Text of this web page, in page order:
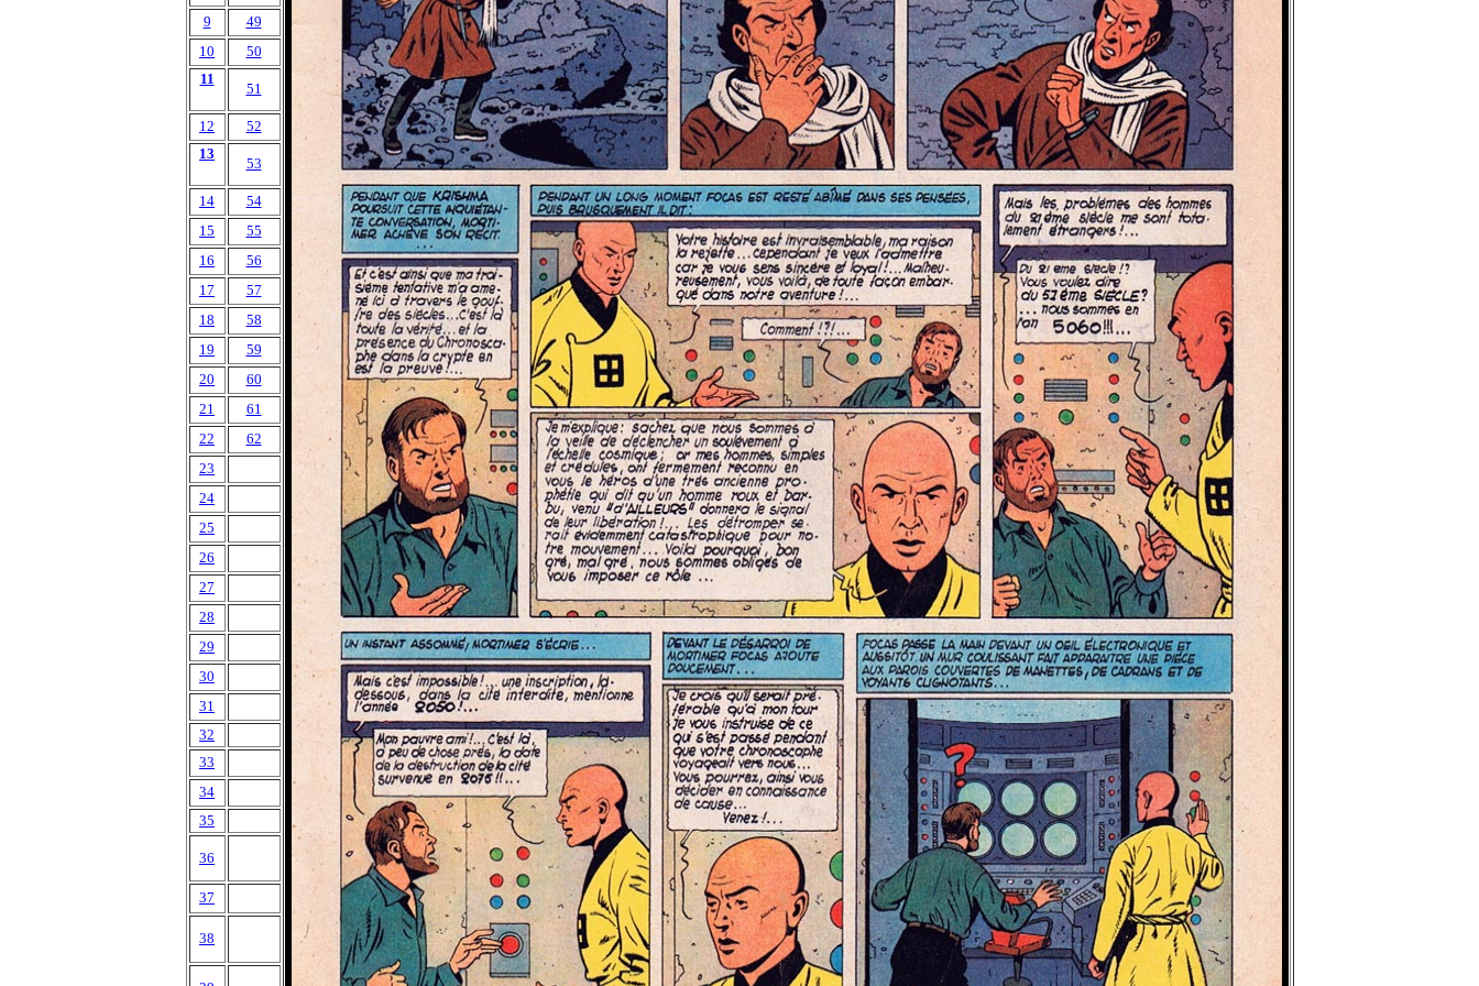
9
49
10
50
11
51
12
52
13
53
14
54
15
55
16
56
17
57
18
58
19
59
20
60
21
61
22
62
23
24
25
26
27
28
29
30
31
32
33
34
35
36
37
38